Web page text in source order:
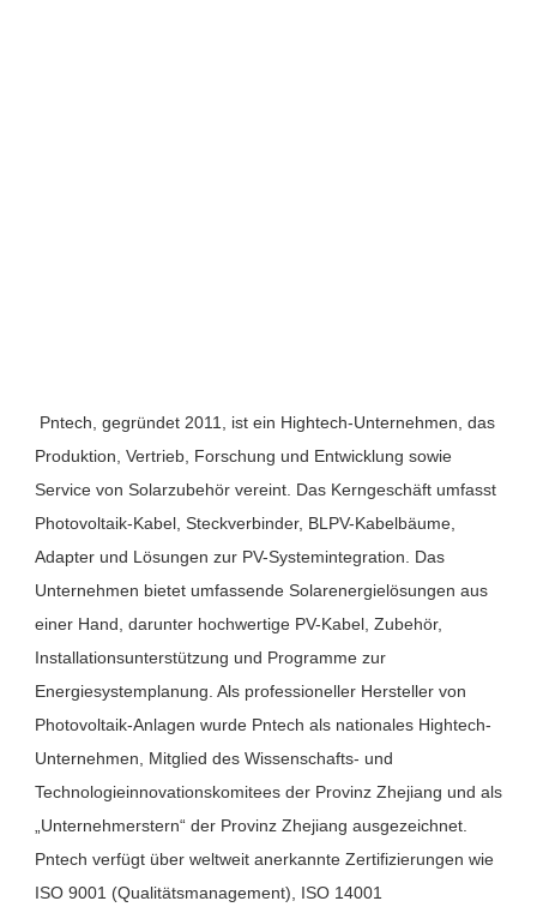
Pntech, gegründet 2011, ist ein Hightech-Unternehmen, das
Produktion, Vertrieb, Forschung und Entwicklung sowie
Service von Solarzubehör vereint. Das Kerngeschäft umfasst
Photovoltaik-Kabel, Steckverbinder, BLPV-Kabelbäume,
Adapter und Lösungen zur PV-Systemintegration. Das
Unternehmen bietet umfassende Solarenergielösungen aus
einer Hand, darunter hochwertige PV-Kabel, Zubehör,
Installationsunterstützung und Programme zur
Energiesystemplanung. Als professioneller Hersteller von
Photovoltaik-Anlagen wurde Pntech als nationales Hightech-
Unternehmen, Mitglied des Wissenschafts- und
Technologieinnovationskomitees der Provinz Zhejiang und als
„Unternehmerstern“ der Provinz Zhejiang ausgezeichnet.
Pntech verfügt über weltweit anerkannte Zertifizierungen wie
ISO 9001 (Qualitätsmanagement), ISO 14001